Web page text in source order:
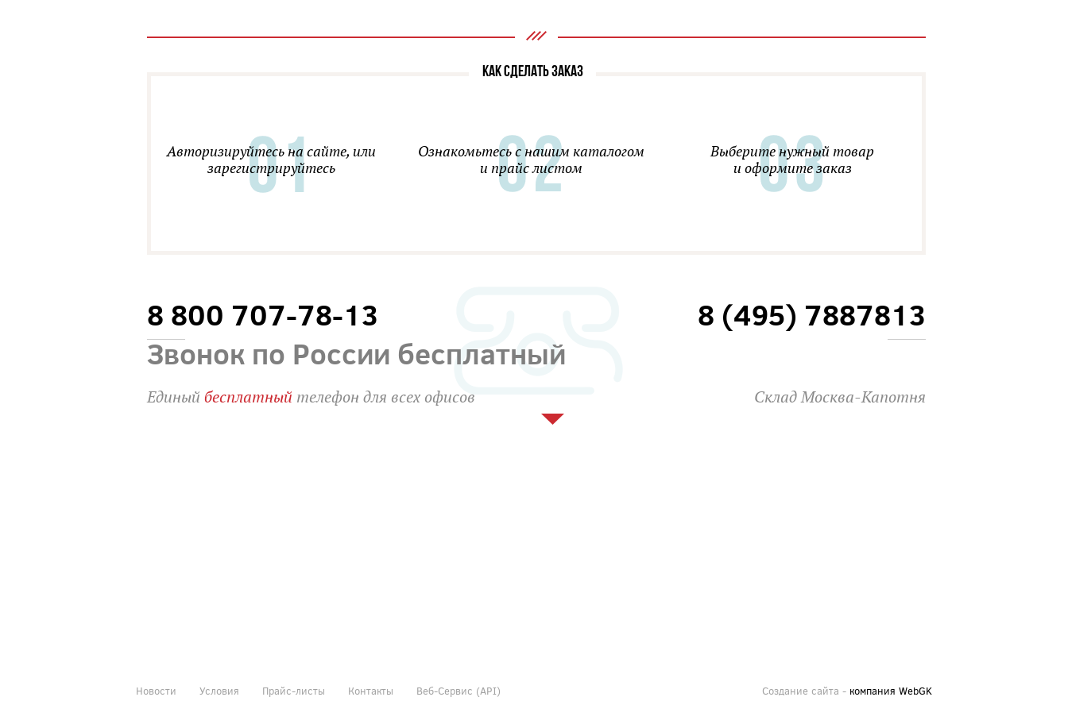
КАК СДЕЛАТЬ ЗАКАЗ
Авторизируйтесь на сайте, или
зарегистрируйтесь
Ознакомьтесь с нашим каталогом
и прайс листом
Выберите нужный товар
и оформите заказ
8 800 707-78-13
Звонок по России бесплатный
8 (495) 7887813
Единыйбесплатный телефон для всех офисов Склад Москва-Капотня
Новости Условия Прайс-листы Контакты Веб-Сервис (API) Создание сайта - компания WebGK